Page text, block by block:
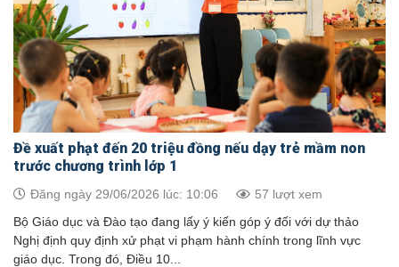
Đề xuất phạt đến 20 triệu đồng nếu dạy trẻ mầm non
trước chương trình lớp 1
Đăng ngày 29/06/2026 lúc: 10:06 57 lượt xem
Bộ Giáo dục và Đào tạo đang lấy ý kiến góp ý đối với dự thảo
Nghị định quy định xử phạt vi phạm hành chính trong lĩnh vực
giáo dục. Trong đó, Điều 10...